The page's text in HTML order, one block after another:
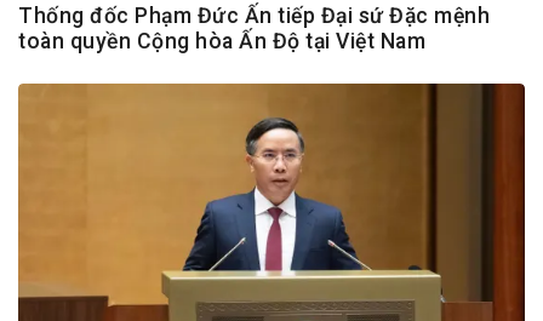
Thống đốc Phạm Đức Ấn tiếp Đại sứ Đặc mệnh
toàn quyền Cộng hòa Ấn Độ tại Việt Nam